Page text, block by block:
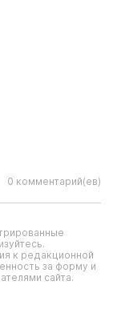
0 комментарий(ев)
к редакционной
за форму и
сайта.